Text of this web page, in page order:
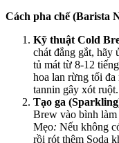
Cách pha chế (Barista
Kỹ thuật Cold
chát đắng gắt, hãy
tủ mát từ 8-12
hoa lan rừng tối đa
tannin gây xót ruột.
Tạo ga
Brew vào bình làm
Mẹo: Nếu không
rồi rót thêm Soda